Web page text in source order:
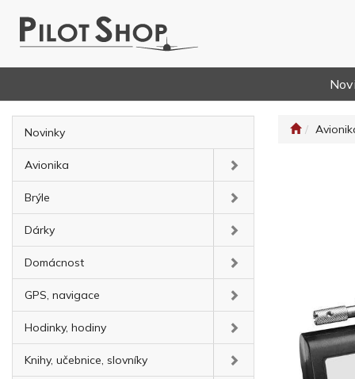
Novinky
Avionika
Brýle
Dárky
Domácnost
GPS, navigace
Hodinky, hodiny
Knihy, učebnice, slovníky